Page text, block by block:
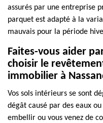
assurés par une entreprise
parquet est adapté à la
mauvais pour la période
Faites-vous aider
choisir le
immobilier à
Vos sols intérieurs se sont
dégât causé par des eaux
embellir ou vous venez de